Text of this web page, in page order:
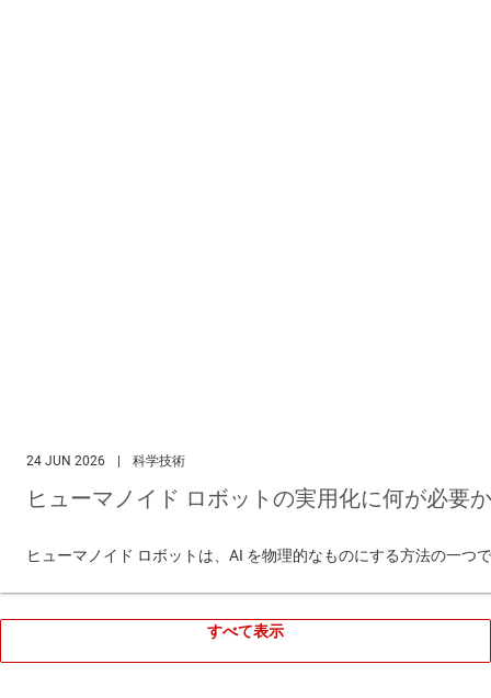
24 JUN 2026 | 科学技術
ヒューマノイド ロボットの実用化に何が必要
ヒューマノイド ロボットは、AI を物理的なものにする方法の一
すべて表示